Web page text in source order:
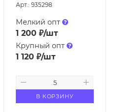
Арт.: 935298
Мелкий опт
1 200₽/шт
Крупный опт
1 120₽/шт
В КОРЗИНУ